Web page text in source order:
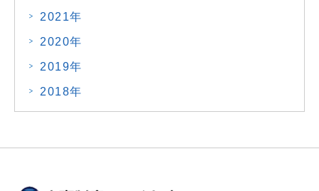
2021年
2020年
2019年
2018年